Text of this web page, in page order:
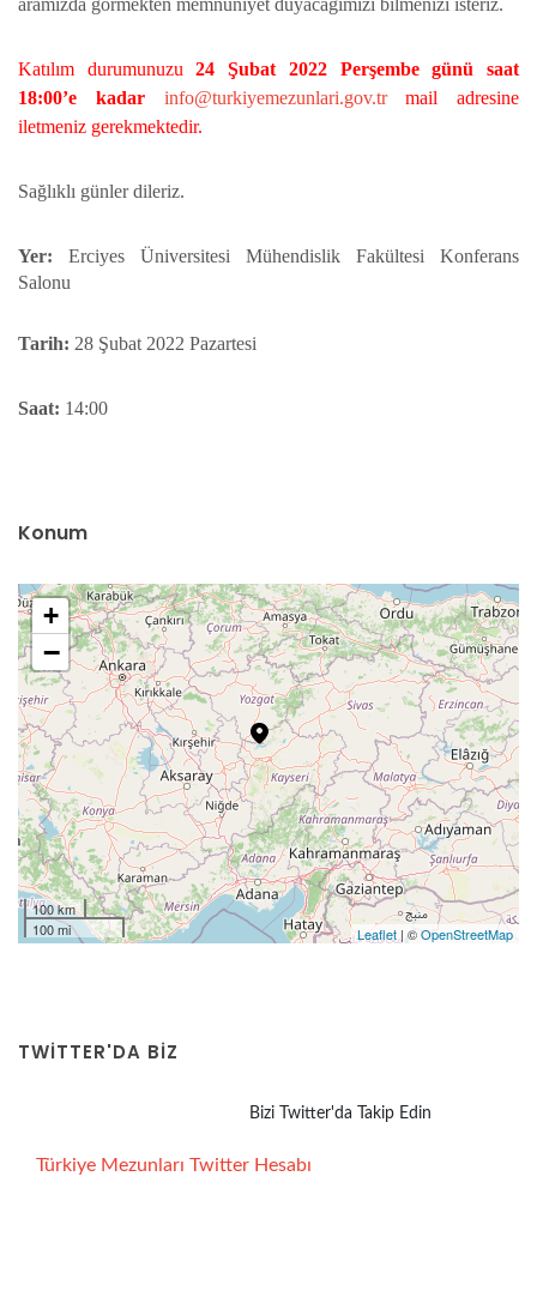
aramızda görmekten memnuniyet duyacağımızı bilmenizi isteriz.
Katılım durumunuzu24 Şubat 2022 Perşembe günü saat
18:00’e kadar
info@turkiyemezunlari.gov.tr
mail adresine
iletmeniz gerekmektedir.
Sağlıklı günler dileriz.
Yer: Erciyes Üniversitesi Mühendislik Fakültesi Konferans
Salonu
Tarih: 28 Şubat 2022 Pazartesi
Saat: 14:00
Konum
+
−
100 km
100 mi
Leaflet | ©OpenStreetMap
TWITTER'DA BİZ
Bizi Twitter'da Takip Edin
Türkiye Mezunları Twitter Hesabı